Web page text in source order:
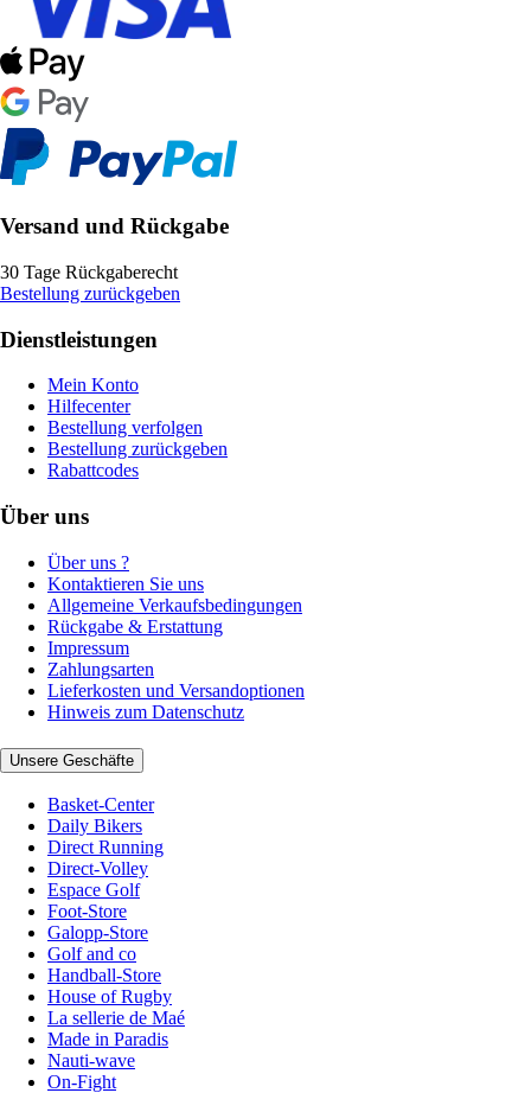
Versand und Rückgabe
30 Tage Rückgaberecht
Bestellung zurückgeben
Dienstleistungen
Mein Konto
Hilfecenter
Bestellung verfolgen
Bestellung zurückgeben
Rabattcodes
Über uns
Über uns ?
Kontaktieren Sie uns
Allgemeine Verkaufsbedingungen
Rückgabe & Erstattung
Impressum
Zahlungsarten
Lieferkosten und Versandoptionen
Hinweis zum Datenschutz
Unsere Geschäfte
Basket-Center
Daily Bikers
Direct Running
Direct-Volley
Espace Golf
Foot-Store
Galopp-Store
Golf and co
Handball-Store
House of Rugby
La sellerie de Maé
Made in Paradis
Nauti-wave
On-Fight